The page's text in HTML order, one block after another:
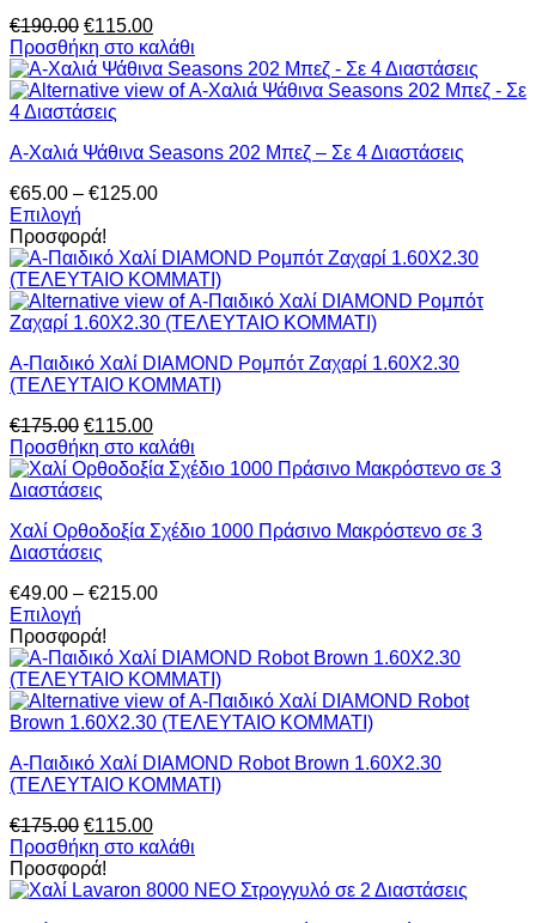
€190.00 Original
price
was:
€190.00.
€115.00Η
τρέχουσα
τιμή
είναι:
Προσθήκη στο καλάθι
Α-Χαλιά Ψάθινα Seasons 202 Μπεζ – Σε 4 Διαστάσεις
€65.00 – €125.00Price
through
€125.00
Επιλογή
Αυτό
το
προϊόν
έχει
πολλαπλές
Οι
επιλογές
να
επιλεγούν
στη
σελίδα
προϊόντος
Προσφορά!
Α-Παιδικό Χαλί DIAMOND Ρομπότ Ζαχαρί 1.60X2.30
(ΤΕΛΕΥΤΑΙΟ ΚΟΜΜΑΤΙ)
€175.00 Original
price
was:
€175.00.
€115.00Η
τρέχουσα
τιμή
Προσθήκη στο καλάθι
Χαλί Ορθοδοξία Σχέδιο 1000 Πράσινο Μακρόστενο σε 3
Διαστάσεις
€49.00 – €215.00Price
through
€215.00
Επιλογή
Αυτό
το
προϊόν
έχει
πολλαπλές
Οι
επιλογές
να
επιλεγούν
στη
σελίδα
Προσφορά!
Α-Παιδικό Χαλί DIAMOND Robot Brown 1.60X2.30
(ΤΕΛΕΥΤΑΙΟ ΚΟΜΜΑΤΙ)
€175.00 Original
price
was:
€175.00.
€115.00Η
τρέχουσα
είναι:
Προσθήκη στο καλάθι
Προσφορά!